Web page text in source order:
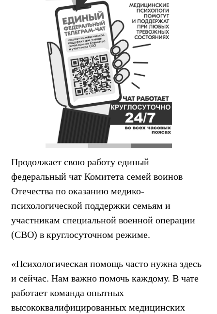
Продолжает свою работу единый
федеральный чат Комитета семей воинов
Отечества по оказанию медико-
психологической поддержки семьям и
участникам специальной военной операции
(СВО) в круглосуточном режиме.
«Психологическая помощь часто нужна здесь
и сейчас. Нам важно помочь каждому. В чате
работает команда опытных
высококвалифицированных медицинских